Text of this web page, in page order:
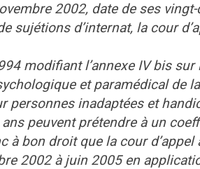
2002, date de ses
sujétions d’internat, la cour
modifiant l’annexe IV bis
et paramédical de
personnes inadaptées et
peuvent prétendre à un
à bon droit que la cour d’appel
2002 à juin 2005 en